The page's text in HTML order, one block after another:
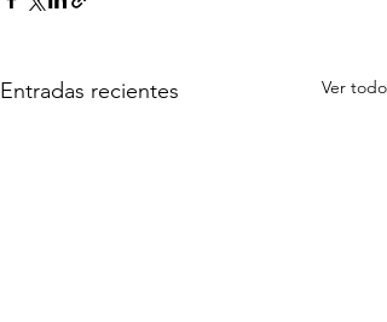
Entradas recientes Ver todo